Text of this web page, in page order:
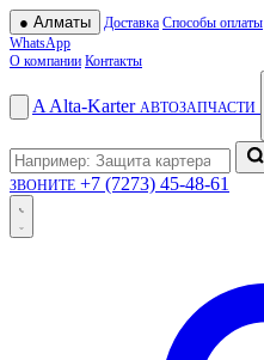
● Алматы Доставка Способы оплаты
WhatsApp
О компании Контакты
A Alta-Karter АВТОЗАПЧАСТИ
ЗВОНИТЕ +7 (7273) 45-48-61